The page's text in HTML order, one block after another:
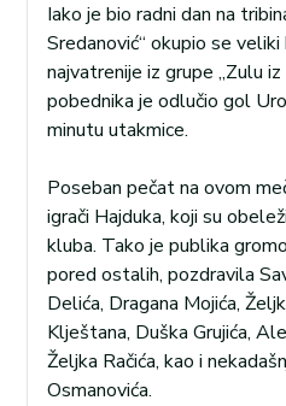
Iako je bio radni dan na
Sredanović“ okupio se veliki
najvatrenije iz grupe „Zulu
pobednika je odlučio gol
minutu utakmice.
Poseban pečat na ovom
igrači Hajduka, koji su
kluba. Tako je publika
pored ostalih, pozdravila
Delića, Dragana Mojića,
Klještana, Duška Grujića,
Željka Račića, kao i
Osmanovića.